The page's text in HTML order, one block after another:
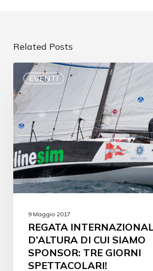
Related Posts
EVENTI
9 Maggio 2017
REGATA
D’ALTURA DI CUI SIAMO
SPONSOR: TRE GIORNI
SPETTACOLARI!